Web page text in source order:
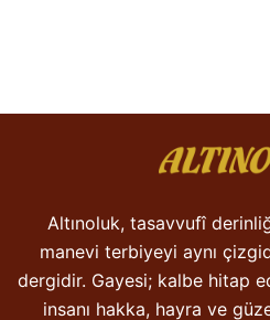
Altınoluk, tasavvufî
manevi terbiyeyi aynı
dergidir. Gayesi; kalbe hitap
insanı hakka, hayra ve